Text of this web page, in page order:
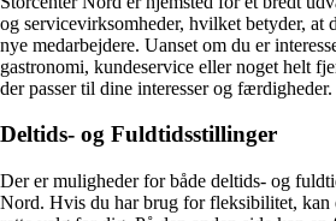
og servicevirksomheder, hvilket betyder, at
nye medarbejdere. Uanset om du er
gastronomi, kundeservice eller noget helt
der passer til dine interesser og færdigheder.
Deltids- og Fuldtidsstillinger
Der er muligheder for både deltids- og
Nord. Hvis du har brug for fleksibilitet,